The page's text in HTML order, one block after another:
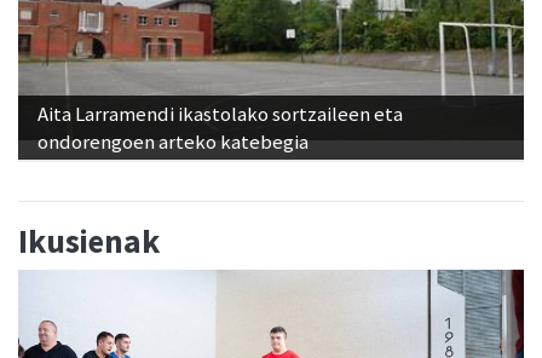
Aita Larramendi ikastolako sortzaileen eta
ondorengoen arteko katebegia
Ikusienak